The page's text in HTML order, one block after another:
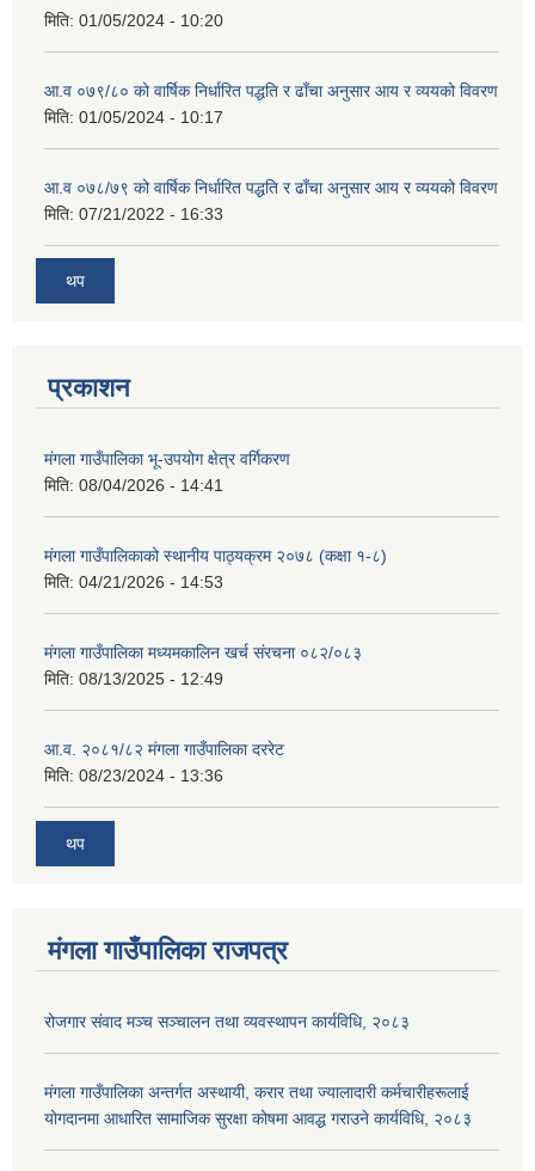
मिति: 01/05/2024 - 10:20
आ.व ०७९/८० को वार्षिक निर्धारित पद्धति र ढाँचा अनुसार आय र व्ययको विवरण
मिति: 01/05/2024 - 10:17
आ.व ०७८/७९ को वार्षिक निर्धारित पद्धति र ढाँचा अनुसार आय र व्ययको विवरण
मिति: 07/21/2022 - 16:33
थप
प्रकाशन
मंगला गाउँपालिका भू-उपयोग क्षेत्र वर्गिकरण
मिति: 08/04/2026 - 14:41
मंगला गाउँपालिकाको स्थानीय पाठ्यक्रम २०७८ (कक्षा १-८)
मिति: 04/21/2026 - 14:53
मंगला गाउँपालिका मध्यमकालिन खर्च संरचना ०८२/०८३
मिति: 08/13/2025 - 12:49
आ.व. २०८१/८२ मंगला गाउँपालिका दररेट
मिति: 08/23/2024 - 13:36
थप
मंगला गाउँपालिका राजपत्र
रोजगार संवाद मञ्च सञ्चालन तथा व्यवस्थापन कार्यविधि, २०८३
मंगला गाउँपालिका अन्तर्गत अस्थायी, करार तथा ज्यालादारी कर्मचारीहरूलाई
योगदानमा आधारित सामाजिक सुरक्षा कोषमा आवद्ध गराउने कार्यविधि, २०८३